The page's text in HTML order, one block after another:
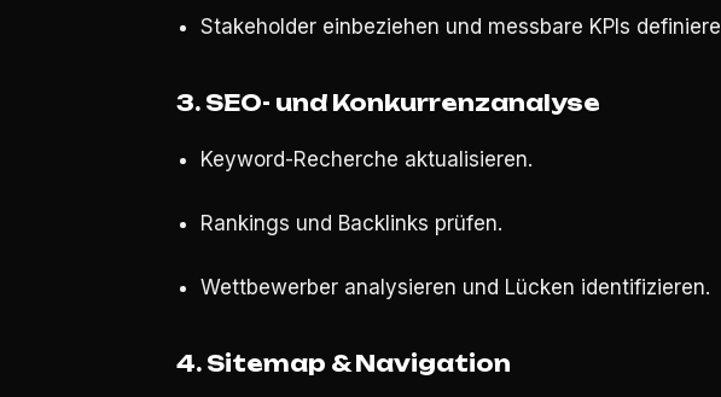
Stakeholder einbeziehen und messbare KPIs
3. SEO- und Konkurrenzanalyse
Keyword-Recherche aktualisieren.
Rankings und Backlinks prüfen.
Wettbewerber analysieren und Lücken identifizieren.
4. Sitemap & Navigation